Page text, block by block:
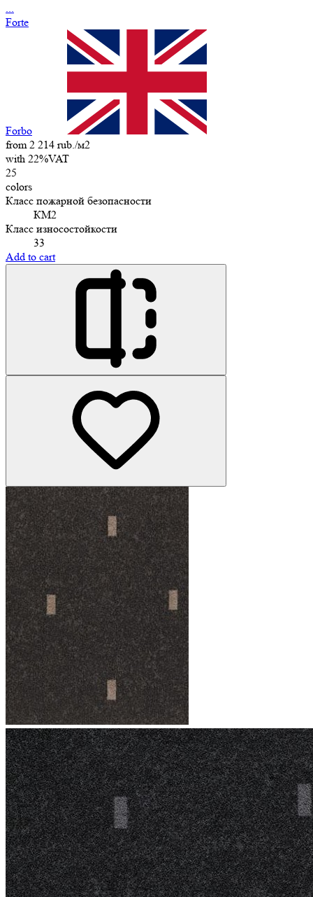
...
Forte
Forbo
from 2 214 rub./м2
with 22%VAT
25
colors
Класс пожарной безопасности
КМ2
Класс износостойкости
33
Add to cart